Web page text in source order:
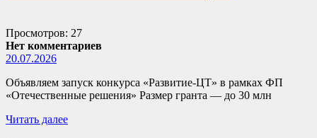
Просмотров: 27
Нет комментариев
20.07.2026
Объявляем запуск конкурса «Развитие-ЦТ» в рамках ФП
«Отечественные решения» Размер гранта — до 30 млн
Читать далее